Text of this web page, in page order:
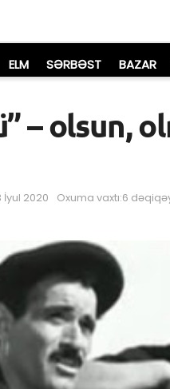
ELM SƏRBƏST BAZAR
– olsun,
İyul 2020 Oxuma vaxtı:6